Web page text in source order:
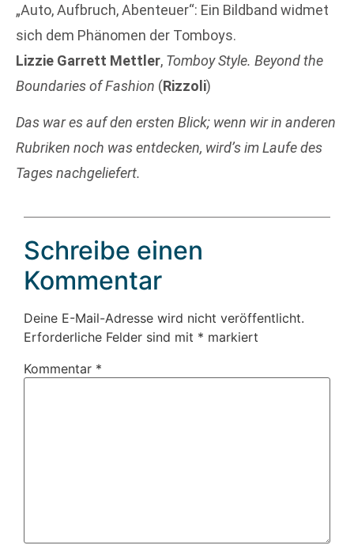
„Auto, Aufbruch, Abenteuer“: Ein Bildband widmet
sich dem Phänomen der Tomboys.
Lizzie Garrett Mettler, Tomboy Style. Beyond the
Boundaries of Fashion (Rizzoli)
Das war es auf den ersten Blick; wenn wir in anderen
Rubriken noch was entdecken, wird’s im Laufe des
Tages nachgeliefert.
Schreibe einen
Kommentar
Deine E-Mail-Adresse wird nicht veröffentlicht.
Erforderliche Felder sind mit * markiert
Kommentar *